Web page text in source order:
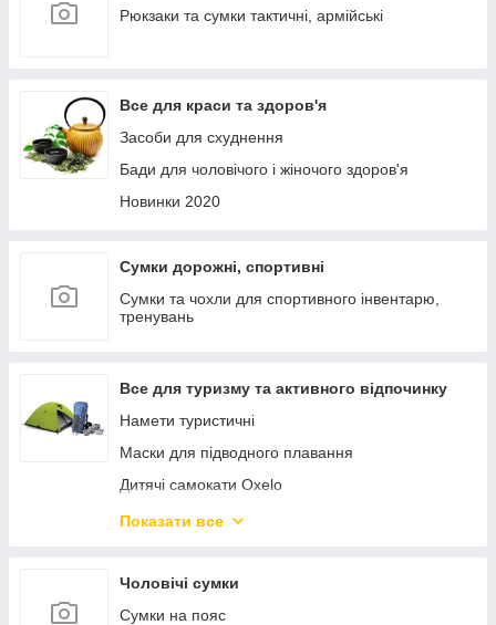
Рюкзаки та сумки тактичні, армійські
Все для краси та здоров'я
Засоби для схуднення
Бади для чоловічого і жіночого здоров'я
Новинки 2020
Сумки дорожні, спортивні
Сумки та чохли для спортивного інвентарю,
тренувань
Все для туризму та активного відпочинку
Намети туристичні
Маски для підводного плавання
Дитячі самокати Oxelo
Самокати міські Oxelo для дорослих
Показати все
Чоловічі сумки
Сумки на пояс